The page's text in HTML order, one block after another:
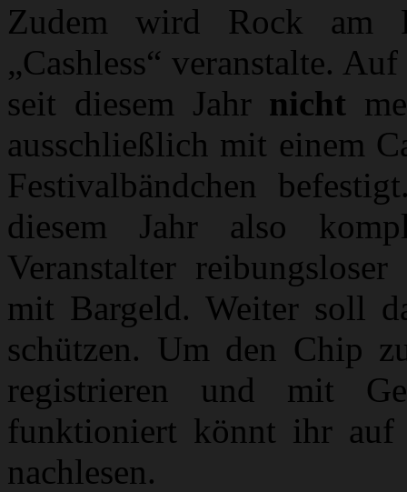
Zudem wird Rock am
„Cashless“ veranstalte.
seit diesem Jahr nicht
ausschließlich mit einem
Festivalbändchen
diesem Jahr also
Veranstalter
mit Bargeld. Weiter soll
schützen. Um den Chip
registrieren und mit
funktioniert könnt ihr
nachlesen.